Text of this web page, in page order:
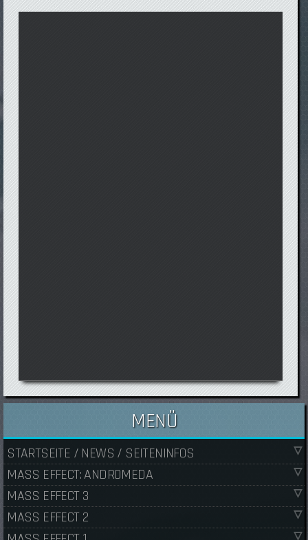
MENÜ
STARTSEITE / NEWS / SEITENINFOS
MASS EFFECT: ANDROMEDA
MASS EFFECT 3
MASS EFFECT 2